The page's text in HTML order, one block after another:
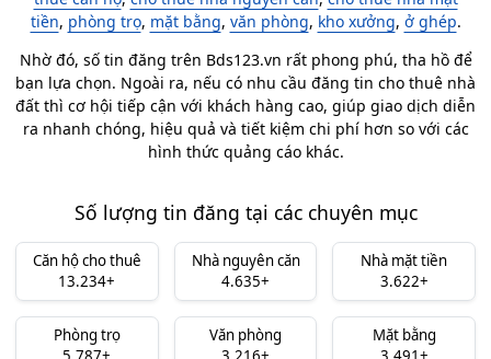
tiền, phòng trọ, mặt bằng, văn phòng, kho xưởng, ở ghép.
Nhờ đó, số tin đăng trên Bds123.vn rất phong phú, tha hồ để
bạn lựa chọn. Ngoài ra, nếu có nhu cầu đăng tin cho thuê nhà
đất thì cơ hội tiếp cận với khách hàng cao, giúp giao dịch diễn
ra nhanh chóng, hiệu quả và tiết kiệm chi phí hơn so với các
hình thức quảng cáo khác.
Số lượng tin đăng tại các chuyên mục
Căn hộ cho thuê
13.234+
Nhà nguyên căn
4.635+
Nhà mặt tiền
3.622+
Phòng trọ
Văn phòng
Mặt bằng